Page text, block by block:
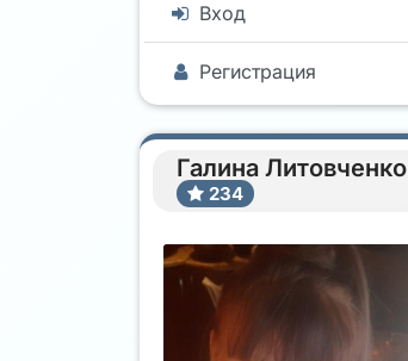
Вход
Регистрация
Галина Литовченко
234